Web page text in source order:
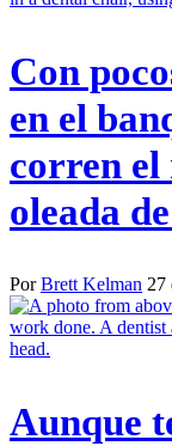
Con
en el
corren el
oleada
PorBrett Kelman 27
Aunque